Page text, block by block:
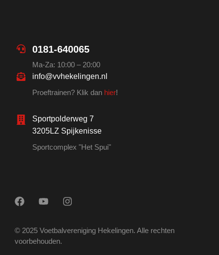
0181-640065
Ma-Za: 10:00 – 20:00
info@vvhekelingen.nl
Proeftrainen? Klik dan hier!
Sportpolderweg 7
3205LZ Spijkenisse
Sportcomplex "Het Spui"
© 2025 Voetbalvereniging Hekelingen. Alle rechten
voorbehouden.